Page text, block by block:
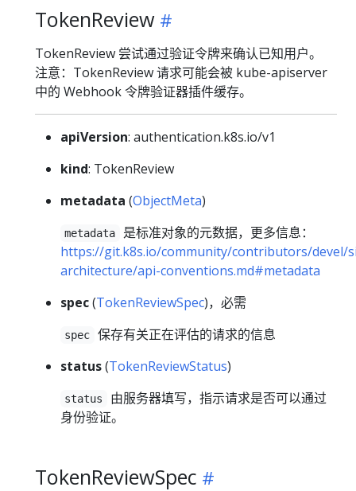
TokenReview
TokenReview 尝试通过验证令牌来确认已知用户。
注意：TokenReview 请求可能会被 kube-apiserver
中的 Webhook 令牌验证器插件缓存。
apiVersion: authentication.k8s.io/v1
kind: TokenReview
metadata (ObjectMeta)
metadata
是标准对象的元数据，更多信息：
https://git.k8s.io/community/contributors/devel/
architecture/api-conventions.md#metadata
spec(TokenReviewSpec)，必需
spec
保存有关正在评估的请求的信息
status(TokenReviewStatus)
status
由服务器填写，指示请求是否可以通过
身份验证。
TokenReviewSpec